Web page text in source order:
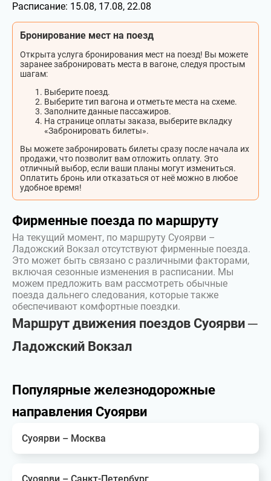
Расписание: 15.08, 17.08, 22.08
Бронирование мест на поезд
Открыта услуга бронирования мест на поезд! Вы можете
заранее забронировать места в вагоне, следуя простым
шагам:
Выберите поезд.
Выберите тип вагона и отметьте места на схеме.
Заполните данные пассажиров.
На странице оплаты заказа, выберите вкладку
«Забронировать билеты».
Вы можете забронировать билеты сразу после начала их
продажи, что позволит вам отложить оплату. Это
отличный выбор, если ваши планы могут измениться.
Оплатить бронь или отказаться от неё можно в любое
удобное время!
Фирменные поезда по маршруту
На текущий момент, по маршруту Суоярви –
Ладожский Вокзал отсутствуют фирменные поезда.
Это может быть связано с различными факторами,
включая сезонные изменения в расписании. Мы
можем предложить вам рассмотреть обычные
поезда дальнего следования, которые также
обеспечивают комфортные поездки.
Маршрут движения поездов Суоярви ─
Ладожский Вокзал
Популярные железнодорожные
направления Суоярви
Суоярви – Москва